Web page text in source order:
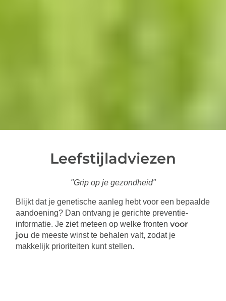
Leefstijladviezen
"Grip op je gezondheid"
Blijkt dat je genetische aanleg hebt voor een bepaalde
aandoening? Dan ontvang je gerichte preventie-
informatie. Je ziet meteen op welke frontenvoor
jou de meeste winst te behalen valt, zodat je
makkelijk prioriteiten kunt stellen.